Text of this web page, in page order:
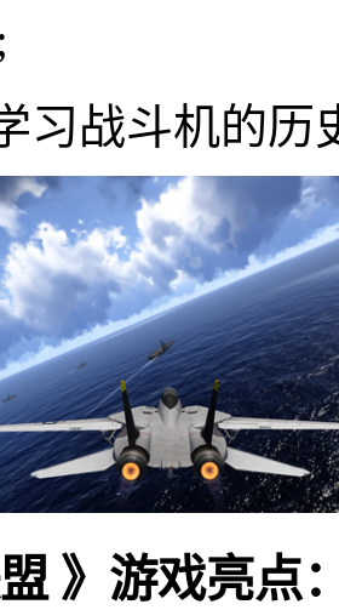
习战斗机的历
盟 》游戏亮点